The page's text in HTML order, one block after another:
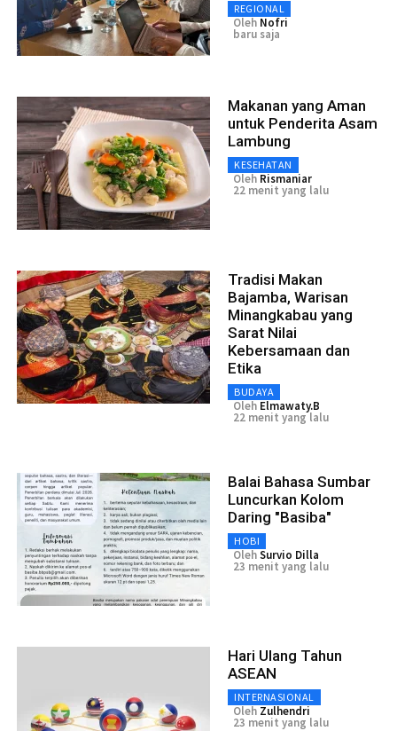
REGIONAL
Oleh Nofri
baru saja
Makanan yang Aman
untuk Penderita Asam
Lambung
KESEHATAN
Oleh Rismaniar
22 menit yang lalu
Tradisi Makan
Bajamba, Warisan
Minangkabau yang
Sarat Nilai
Kebersamaan dan
Etika
BUDAYA
Oleh Elmawaty.B
22 menit yang lalu
Balai Bahasa Sumbar
Luncurkan Kolom
Daring "Basiba"
HOBI
OlehSurvio Dilla
23 menit yang lalu
Hari Ulang Tahun
ASEAN
INTERNASIONAL
Oleh Zulhendri
23 menit yang lalu